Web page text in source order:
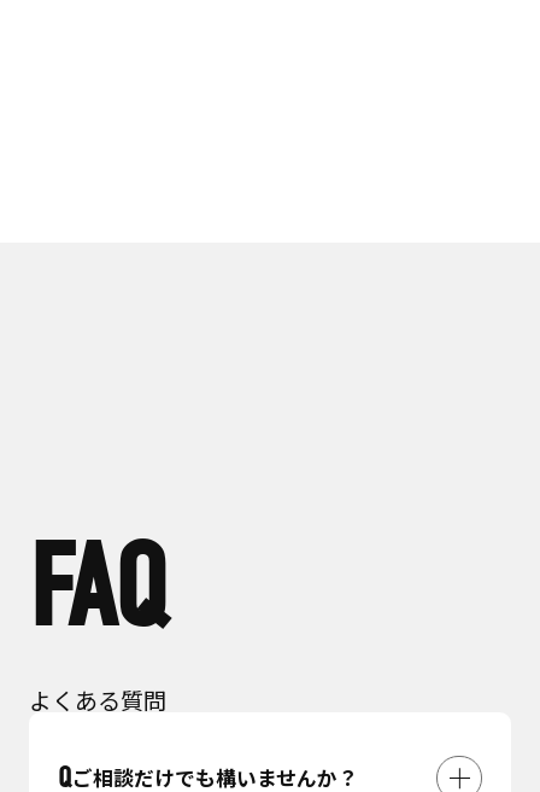
FAQ
よくある質問
ご相談だけでも構いませんか？